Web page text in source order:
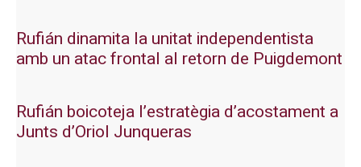
Rufián dinamita la unitat independentista
amb un atac frontal al retorn de Puigdemont
Rufián boicoteja l’estratègia d’acostament a
Junts d’Oriol Junqueras